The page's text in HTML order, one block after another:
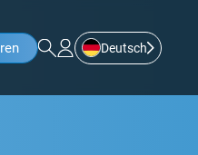
Deutsch